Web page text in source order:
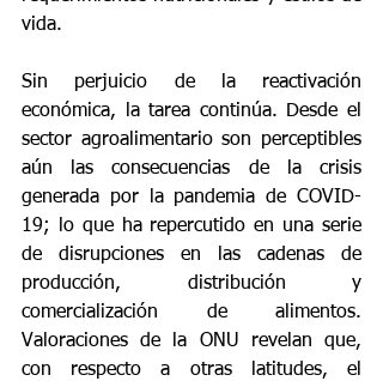
vida.
Sin perjuicio de la reactivación
económica, la tarea continúa. Desde el
sector agroalimentario son perceptibles
aún las consecuencias de la crisis
generada por la pandemia de COVID-
19; lo que ha repercutido en una serie
de disrupciones en las cadenas de
producción, distribución y
comercialización de alimentos.
Valoraciones de la ONU revelan que,
con respecto a otras latitudes, el